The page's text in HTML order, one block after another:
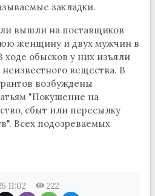
закладки.
вышли на поставщиков
женщину и двух мужчин в
ходе обысков у них изъяли
вещества. В
возбуждены
"Покушение на
сбыт или пересылку
Всех подозреваемых
11:02 222